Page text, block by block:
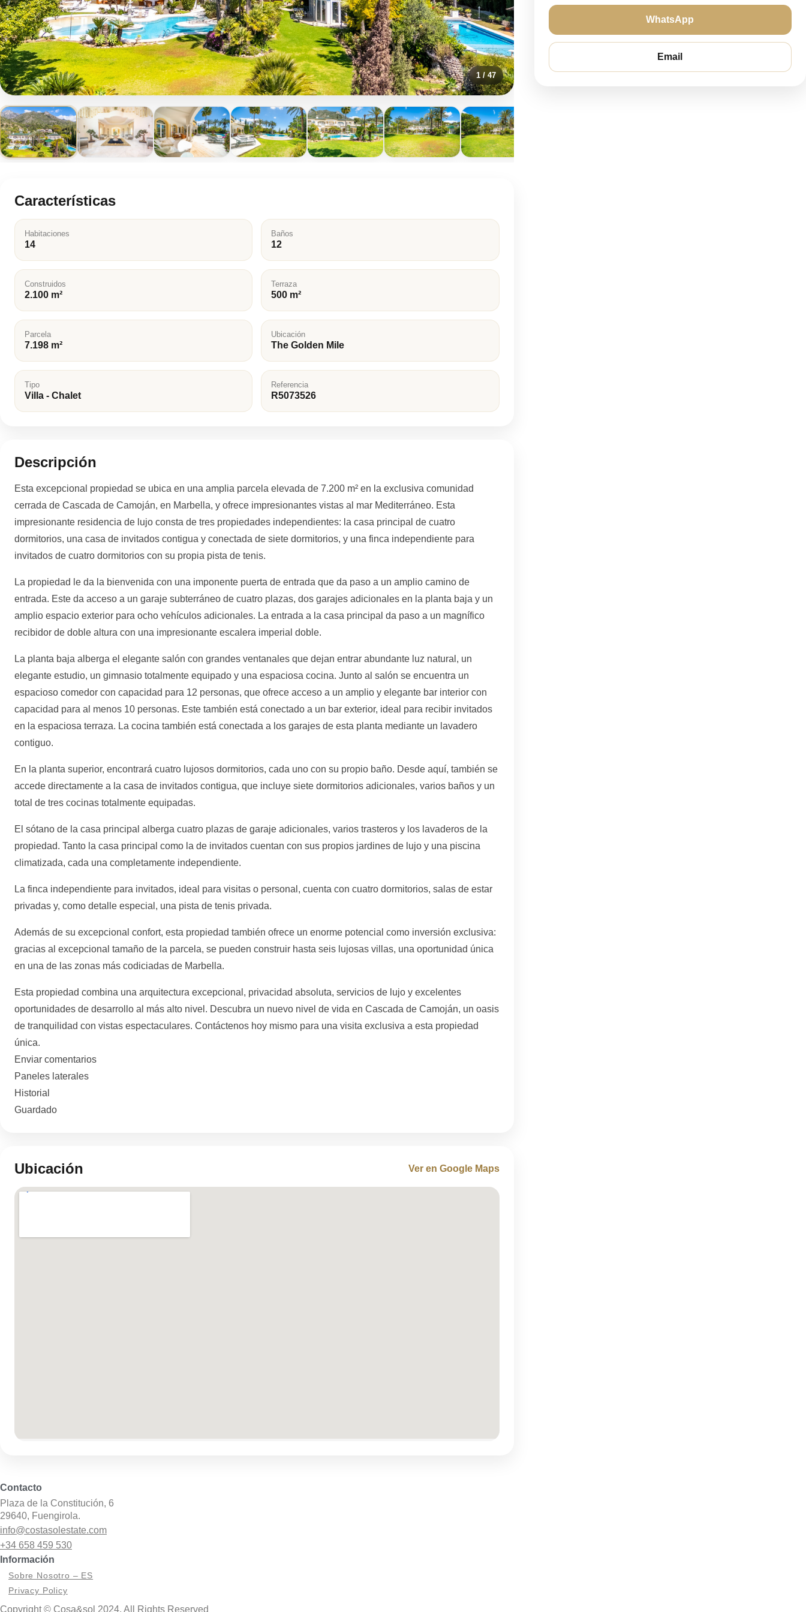
1/ 47
Características
Habitaciones
14
Baños
12
Construidos
2.100 m²
Terraza
500 m²
Parcela
7.198 m²
Ubicación
The Golden Mile
Tipo
Villa - Chalet
Referencia
R5073526
Descripción
Esta excepcional propiedad se ubica en una amplia parcela elevada de 7.200 m² en la exclusiva comunidad
cerrada de Cascada de Camoján, en Marbella, y ofrece impresionantes vistas al mar Mediterráneo. Esta
impresionante residencia de lujo consta de tres propiedades independientes: la casa principal de cuatro
dormitorios, una casa de invitados contigua y conectada de siete dormitorios, y una finca independiente para
invitados de cuatro dormitorios con su propia pista de tenis.
La propiedad le da la bienvenida con una imponente puerta de entrada que da paso a un amplio camino de
entrada. Este da acceso a un garaje subterráneo de cuatro plazas, dos garajes adicionales en la planta baja y un
amplio espacio exterior para ocho vehículos adicionales. La entrada a la casa principal da paso a un magnífico
recibidor de doble altura con una impresionante escalera imperial doble.
La planta baja alberga el elegante salón con grandes ventanales que dejan entrar abundante luz natural, un
elegante estudio, un gimnasio totalmente equipado y una espaciosa cocina. Junto al salón se encuentra un
espacioso comedor con capacidad para 12 personas, que ofrece acceso a un amplio y elegante bar interior con
capacidad para al menos 10 personas. Este también está conectado a un bar exterior, ideal para recibir invitados
en la espaciosa terraza. La cocina también está conectada a los garajes de esta planta mediante un lavadero
contiguo.
En la planta superior, encontrará cuatro lujosos dormitorios, cada uno con su propio baño. Desde aquí, también se
accede directamente a la casa de invitados contigua, que incluye siete dormitorios adicionales, varios baños y un
total de tres cocinas totalmente equipadas.
El sótano de la casa principal alberga cuatro plazas de garaje adicionales, varios trasteros y los lavaderos de la
propiedad. Tanto la casa principal como la de invitados cuentan con sus propios jardines de lujo y una piscina
climatizada, cada una completamente independiente.
La finca independiente para invitados, ideal para visitas o personal, cuenta con cuatro dormitorios, salas de estar
privadas y, como detalle especial, una pista de tenis privada.
Además de su excepcional confort, esta propiedad también ofrece un enorme potencial como inversión exclusiva:
gracias al excepcional tamaño de la parcela, se pueden construir hasta seis lujosas villas, una oportunidad única
en una de las zonas más codiciadas de Marbella.
Esta propiedad combina una arquitectura excepcional, privacidad absoluta, servicios de lujo y excelentes
oportunidades de desarrollo al más alto nivel. Descubra ‌un ‌nuevo ‌nivel ‌de ‌vida en ‌Cascada ‌de Camoján, ‌un ‌oasis
de ‌tranquilidad ‌con vistas espectaculares. Contáctenos ‌hoy mismo ‌para una visita ‌exclusiva ‌a ‌esta ‌propiedad
‌única.
Enviar ‌comentarios
Paneles ‌laterales
Historial
Guardado
Ubicación Ver en Google Maps
WhatsApp
Email
Contacto
Plaza de la Constitución, 6
29640, Fuengirola.
info@costasolestate.com
+34 658 459 530
Información
Sobre Nosotro – ES
Privacy Policy
Copyright © Cosa&sol 2024. All Rights Reserved